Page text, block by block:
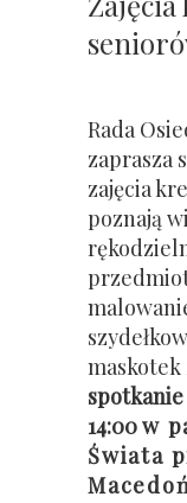
Rada
zaprasza
zajęcia
poznają
14:00w
Świata